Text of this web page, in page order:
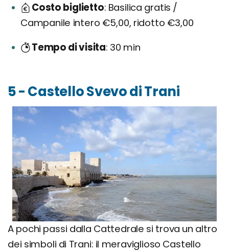
Costo biglietto Basilica gratis /
Campanile intero €5,00, ridotto €3,00
Tempo di visita 30 min
5 - Castello Svevo di Trani
A pochi passi dalla Cattedrale si trova un altro
dei simboli di Trani: il meraviglioso Castello